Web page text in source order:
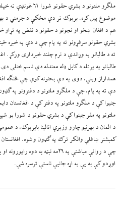
ملګرو ملتونو د بشري
موضوع پیل کړه. بربوک تر دې مخکې د جرمني د
هم د افغان ښځو او نجونو د حقونو د نقض په
بشري حقونو سرغړونو ته په پام چې د دې په خبره
ته د طالبانو په وړاندې د نرم چلند خبرداری
طالبانو په پرتله د کابل ډله معتدله دي ناسم
همداراز ویلي، دوی په دې بحثونه کوي چې څنګه
دې ته په پام، چې د ملګرو ملتونو د دفترونو په
جنیوا کې د ملګرو ملتونو په دفتر کې د افغانستان
د المان د بهرنیو چارو وزیرې انالینا بایربوک،
کمېشنر ښاغلي والکر ترک په ګډون وشوه.
اوږدو کې به یې په اړه جانبي ناستې ترسره شي.